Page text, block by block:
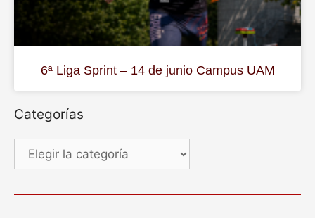
6ª Liga Sprint – 14 de junio Campus UAM
Categorías